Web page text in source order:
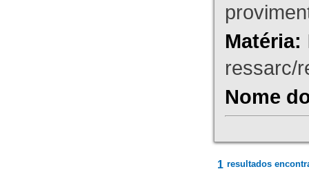
Matéria:
ressarc/
Nome
1 resultados